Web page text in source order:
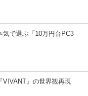
気で選ぶ「10万円台PC3
VIVANT』の世界観再現